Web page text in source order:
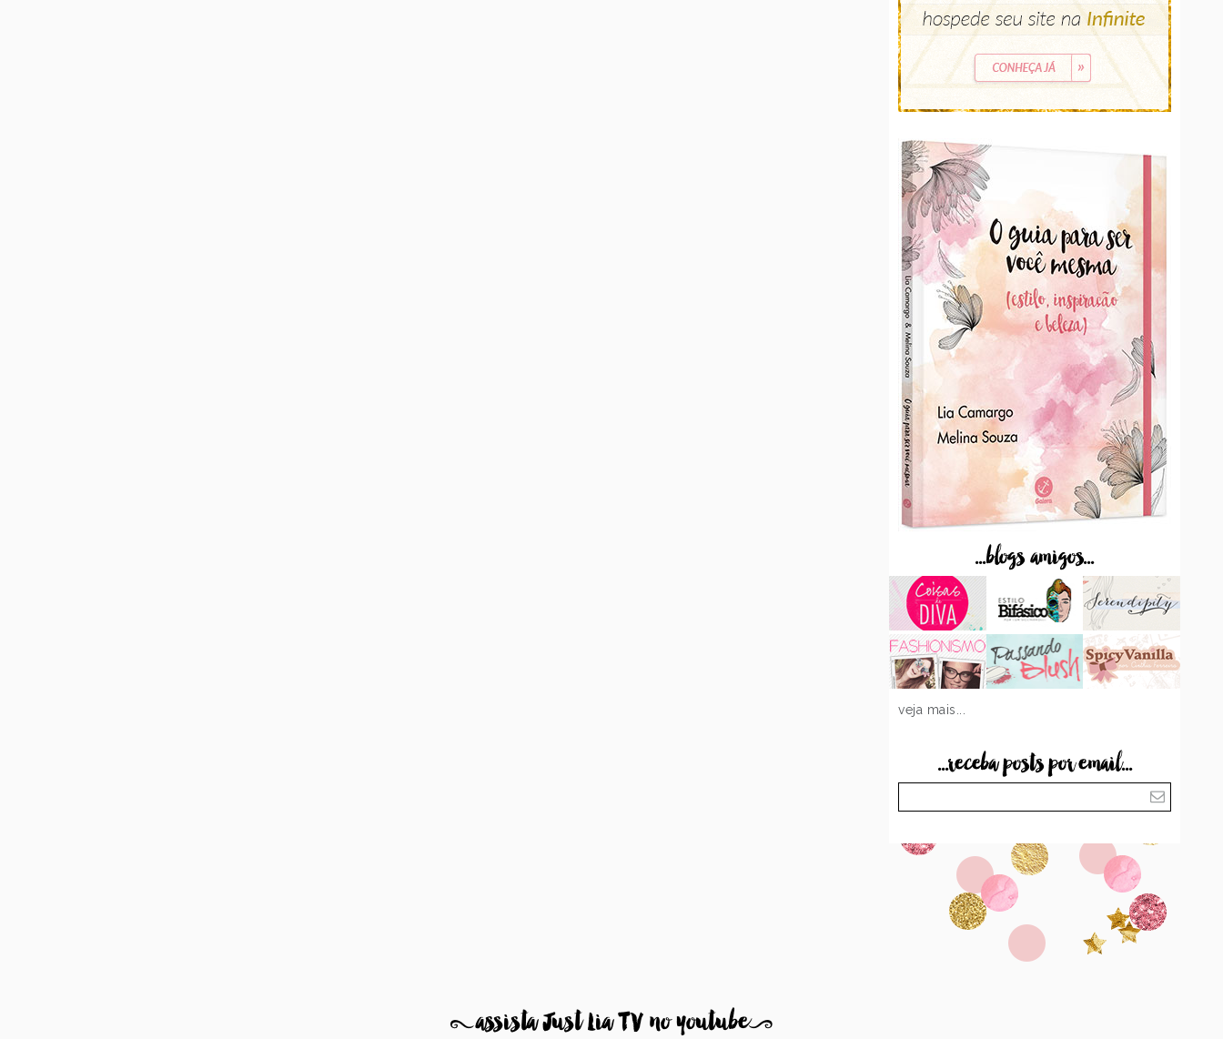
...blogs amigos...
veja mais...
...receba posts por email...
8assista Just Lia TV no youtube9